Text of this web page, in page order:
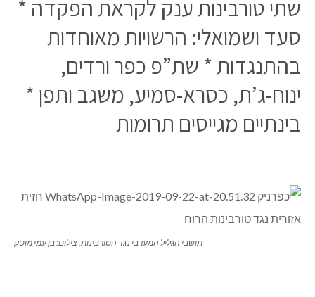
שתי טורבינות ענק לקראת הפקדה *
סעד ושמואלי: הרשויות מאוחדות
בהתנגדות * שת”פ כפר ורדים,
ינוח-ג’ת, כסרא-סמיע, משגב ותפן *
בינתיים מגייסים תרומות
תושבי הגליל המערבי נגד הטורבינות. צילום: בן עמי מוסק